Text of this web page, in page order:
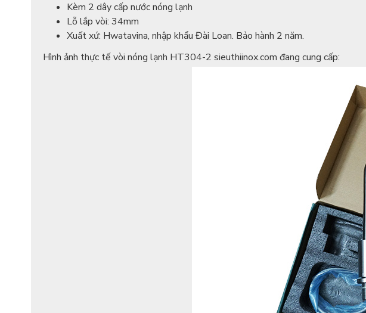
Kèm 2 dây cấp nước nóng lạnh
Lỗ lắp vòi: 34mm
Xuất xứ: Hwatavina, nhập khẩu Đài Loan. Bảo hành 2 năm.
Hình ảnh thực tế vòi nóng lạnh HT304-2 sieuthiinox.com đang cung cấp: